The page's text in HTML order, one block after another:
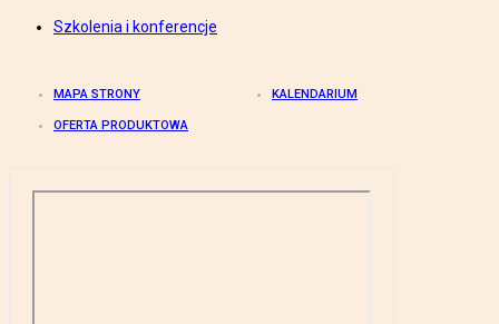
Szkolenia i konferencje
MAPA STRONY KALENDARIUM
OFERTA PRODUKTOWA